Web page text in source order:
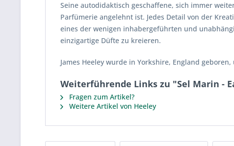
Seine autodidaktisch geschaffene, sich immer
Parfümerie angelehnt ist. Jedes Detail von der
eines der wenigen inhabergeführten und
einzigartige Düfte zu kreieren.
James Heeley wurde in Yorkshire, England
Weiterführende Links zu "Sel Marin -
Fragen zum Artikel?
Weitere Artikel von Heeley